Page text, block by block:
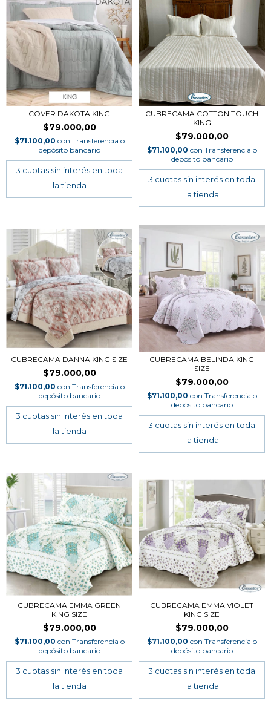
COVER DAKOTA KING
$79.000,00
$71.100,00 con Transferencia o
depósito bancario
CUBRECAMA COTTON TOUCH
KING
$79.000,00
$71.100,00 con Transferencia o
depósito bancario
CUBRECAMA DANNA KING SIZE
$79.000,00
$71.100,00 con Transferencia o
depósito bancario
CUBRECAMA BELINDA KING
SIZE
$79.000,00
$71.100,00 con Transferencia o
depósito bancario
CUBRECAMA EMMA GREEN
KING SIZE
$79.000,00
$71.100,00 con Transferencia o
depósito bancario
CUBRECAMA EMMA VIOLET
KING SIZE
$79.000,00
$71.100,00 con Transferencia o
depósito bancario